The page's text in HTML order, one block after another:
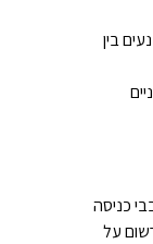
בין
כניסה
על